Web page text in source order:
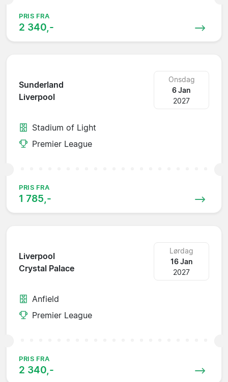
PRIS FRA
2 340,-
Sunderland
Liverpool
Onsdag
6 Jan
2027
Stadium of Light
Premier League
PRIS FRA
1 785,-
Liverpool
Crystal Palace
Lørdag
16 Jan
2027
Anfield
Premier League
PRIS FRA
2 340,-